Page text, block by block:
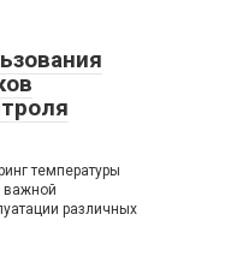
температуры
важной
различных